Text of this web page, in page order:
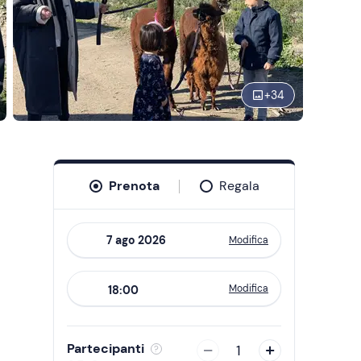
+34
Prenota Regala
forward
to
interact
with
Modifica
18:00 Modifica
Partecipanti 1